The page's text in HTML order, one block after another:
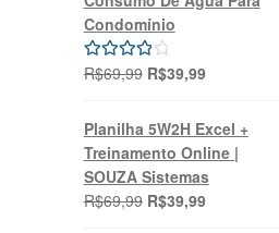
R$49,90.R$39,90.
Condomínio
Avaliação
R$69,99 O
original
era:
R$69,99.
R$39,99O
atual
é:
R$39,99.
Planilha 5W2H Excel +
Treinamento Online |
SOUZA Sistemas
R$69,99 O
R$39,99O